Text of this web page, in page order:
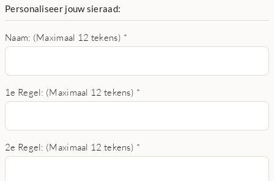
Personaliseer jouw sieraad:
Naam: (Maximaal 12 tekens) *
1e Regel: (Maximaal 12 tekens) *
2e Regel: (Maximaal 12 tekens) *